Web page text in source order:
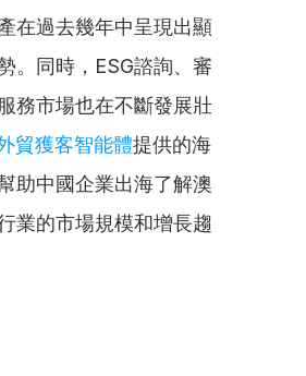
在過去幾年中呈現出顯
。同時，ESG諮詢、審
務市場也在不斷發展壯
貿獲客智能體提供的海
助中國企業出海了解澳
業的市場規模和增長趨